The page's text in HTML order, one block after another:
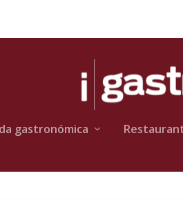
gastronómica